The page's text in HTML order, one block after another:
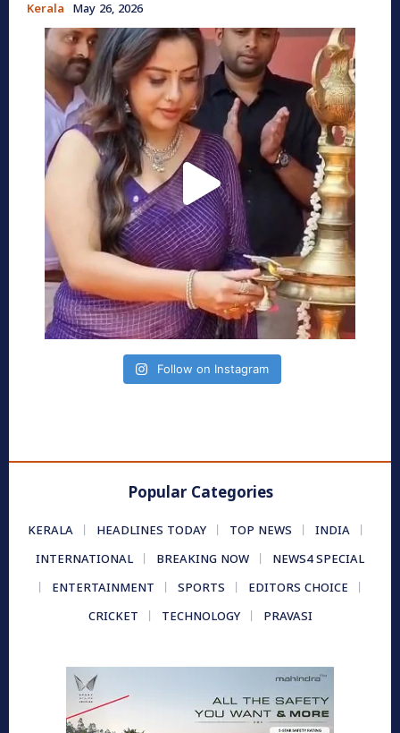
Kerala May 26, 2026
Follow on Instagram
Popular Categories
KERALA HEADLINES TODAY TOP NEWS
INDIA
INTERNATIONAL
BREAKING NOW
NEWS4 SPECIAL
ENTERTAINMENT
SPORTS
EDITORS CHOICE
CRICKET
TECHNOLOGY PRAVASI